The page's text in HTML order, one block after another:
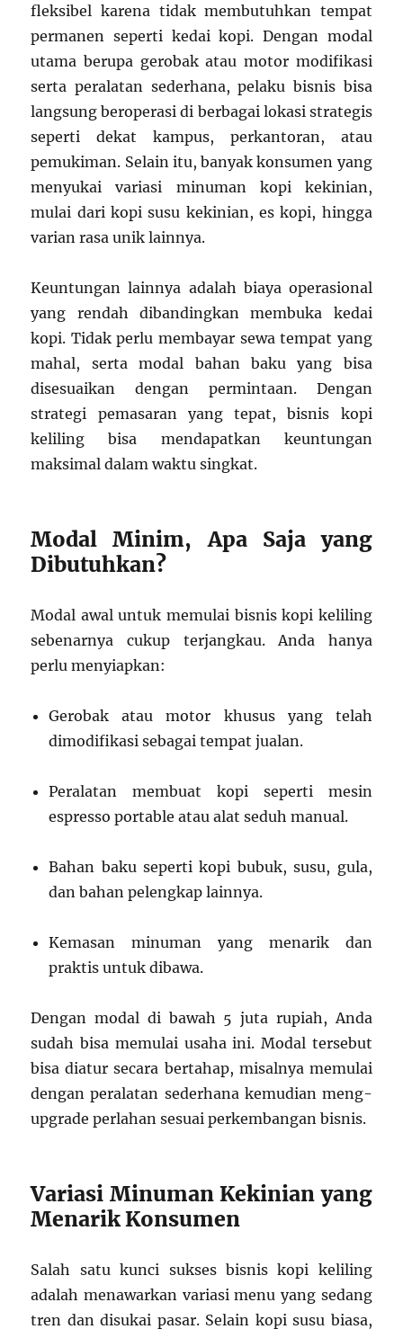
fleksibel karena tidak membutuhkan tempat
permanen seperti kedai kopi. Dengan modal
utama berupa gerobak atau motor modifikasi
serta peralatan sederhana, pelaku bisnis bisa
langsung beroperasi di berbagai lokasi strategis
seperti dekat kampus, perkantoran, atau
pemukiman. Selain itu, banyak konsumen yang
menyukai variasi minuman kopi kekinian,
mulai dari kopi susu kekinian, es kopi, hingga
varian rasa unik lainnya.
Keuntungan lainnya adalah biaya operasional
yang rendah dibandingkan membuka kedai
kopi. Tidak perlu membayar sewa tempat yang
mahal, serta modal bahan baku yang bisa
disesuaikan dengan permintaan. Dengan
strategi pemasaran yang tepat, bisnis kopi
keliling bisa mendapatkan keuntungan
maksimal dalam waktu singkat.
Modal Minim, Apa Saja yang
Dibutuhkan?
Modal awal untuk memulai bisnis kopi keliling
sebenarnya cukup terjangkau. Anda hanya
perlu menyiapkan:
Gerobak atau motor khusus yang telah
dimodifikasi sebagai tempat jualan.
Peralatan membuat kopi seperti mesin
espresso portable atau alat seduh manual.
Bahan baku seperti kopi bubuk, susu, gula,
dan bahan pelengkap lainnya.
Kemasan minuman yang menarik dan
praktis untuk dibawa.
Dengan modal di bawah 5 juta rupiah, Anda
sudah bisa memulai usaha ini. Modal tersebut
bisa diatur secara bertahap, misalnya memulai
dengan peralatan sederhana kemudian meng-
upgrade perlahan sesuai perkembangan bisnis.
Variasi Minuman Kekinian yang
Menarik Konsumen
Salah satu kunci sukses bisnis kopi keliling
adalah menawarkan variasi menu yang sedang
tren dan disukai pasar. Selain kopi susu biasa,